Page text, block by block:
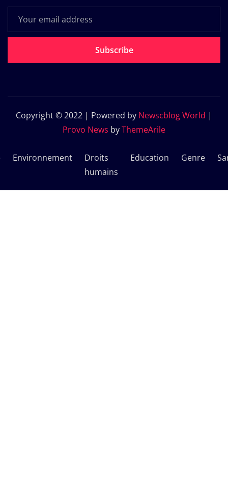
Subscribe
Copyright © 2022 | Powered by Newscblog World |
Provo News byThemeArile
Environnement
Droits
humains
Education Genre